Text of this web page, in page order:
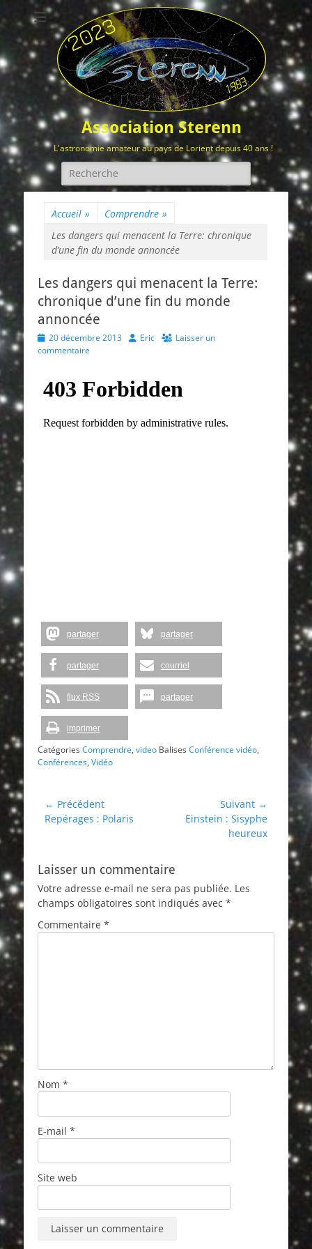
Association Sterenn
L'astronomie amateur au pays de Lorient depuis 40 ans !
Rechercher :
Accueil » Comprendre »
Les dangers qui menacent la Terre: chronique
d’une fin du monde annoncée
Les dangers qui menacent la Terre:
chronique d’une fin du monde
annoncée
Posted
on
20 décembre 2013 Author
Eric
Laisser un
commentaire
partager partager
partager courriel
flux RSS partager
imprimer
CatégoriesComprendre, video BalisesConférence vidéo,
Conférences, Vidéo
Navigation
de
← Précédent
Article
Repérages : Polaris
Suivant →
Einstein : Sisyphe
heureux
Laisser un commentaire
Votre adresse e-mail ne sera pas publiée. Les
champs obligatoires sont indiqués avec *
Commentaire *
Nom *
E-mail *
Site web